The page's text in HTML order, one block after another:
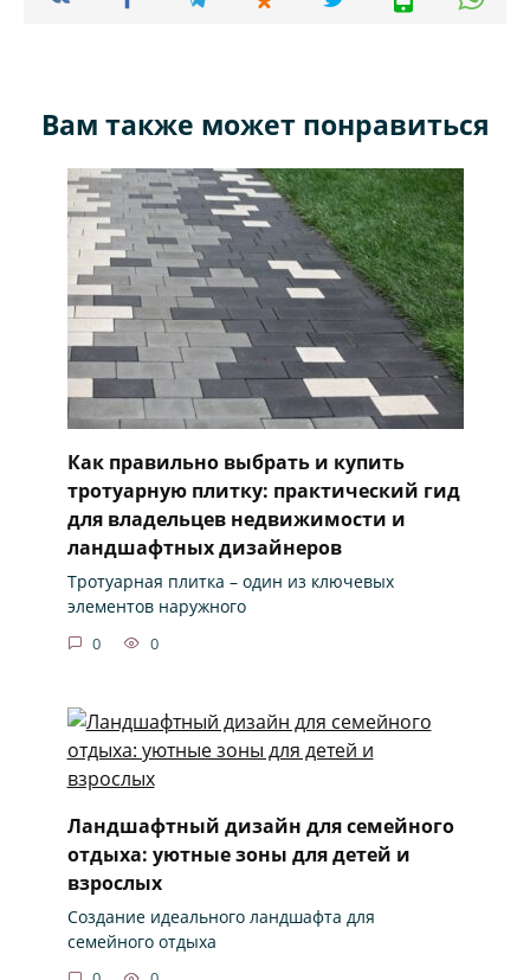
Вам также может понравиться
Как правильно выбрать и купить
тротуарную плитку: практический гид
для владельцев недвижимости и
ландшафтных дизайнеров
Тротуарная плитка – один из ключевых
элементов наружного
0 0
Ландшафтный дизайн для семейного
отдыха: уютные зоны для детей и
взрослых
Создание идеального ландшафта для
семейного отдыха